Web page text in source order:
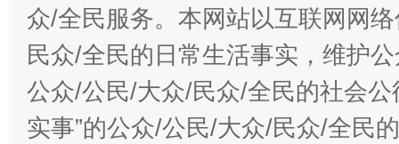
众/全民服务。本网站以互联网网
民众/全民的日常生活事实，维护
公众/公民/大众/民众/全民的社会公
实事”的公众/公民/大众/民众/全民